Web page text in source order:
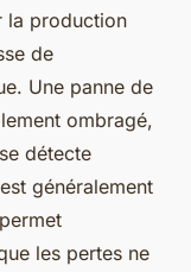
la production
de
Une panne de
ombragé,
détecte
généralement
les pertes ne